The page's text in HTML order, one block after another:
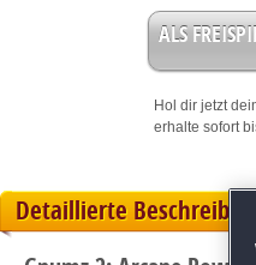
ALS
Hol dir jetzt
erhalte sofort
Detaillierte Beschreibung